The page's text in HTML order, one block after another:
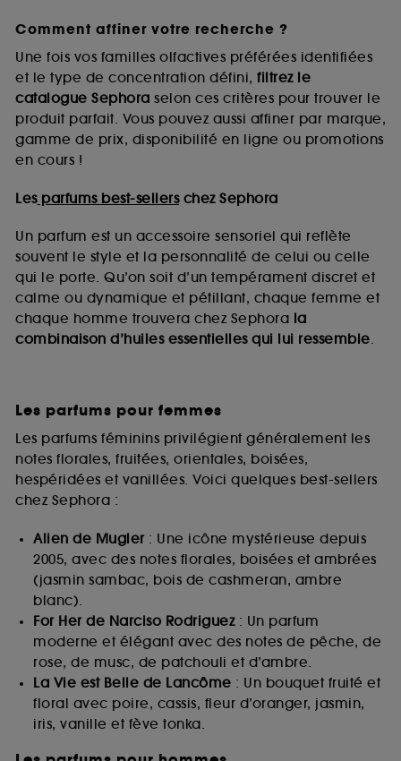
Comment affiner votre recherche ?
Une fois vos familles olfactives préférées identifiées
et le type de concentration défini, filtrez le
catalogue Sephora selon ces critères pour trouver le
produit parfait. Vous pouvez aussi affiner par marque,
gamme de prix, disponibilité en ligne ou promotions
en cours !
Lesparfums best-sellerschez Sephora
Un parfum est un accessoire sensoriel qui reflète
souvent le style et la personnalité de celui ou celle
qui le porte. Qu’on soit d’un tempérament discret et
calme ou dynamique et pétillant, chaque femme et
chaque homme trouvera chez Sephora la
combinaison d’huiles essentielles qui lui ressemble.
Les parfums pour femmes
Les parfums féminins privilégient généralement les
notes florales, fruitées, orientales, boisées,
hespéridées et vanillées. Voici quelques best-sellers
chez Sephora :
Alien de Mugler: Une icône mystérieuse depuis
2005, avec des notes florales, boisées et ambrées
(jasmin sambac, bois de cashmeran, ambre
blanc).
For Her de Narciso Rodriguez: Un parfum
moderne et élégant avec des notes de pêche, de
rose, de musc, de patchouli et d’ambre.
La Vie est Belle de Lancôme : Un bouquet fruité et
floral avec poire, cassis, fleur d’oranger, jasmin,
iris, vanille et fève tonka.